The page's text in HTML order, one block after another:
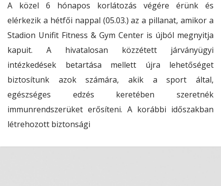
A közel 6 hónapos korlátozás végére érünk és
elérkezik a hétfői nappal (05.03.) az a pillanat, amikor a
Stadion Unifit Fitness & Gym Center is újból megnyitja
kapuit. A hivatalosan közzétett járványügyi
intézkedések betartása mellett újra lehetőséget
biztosítunk azok számára, akik a sport által,
egészséges edzés keretében szeretnék
immunrendszerüket erősíteni. A korábbi időszakban
létrehozott biztonsági